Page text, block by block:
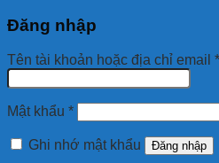
Đăng nhập
Tên tài khoản hoặc địa chỉ email *
Mật khẩu *Bắt
buộc
Ghi nhớ mật khẩu
Đăng nhập